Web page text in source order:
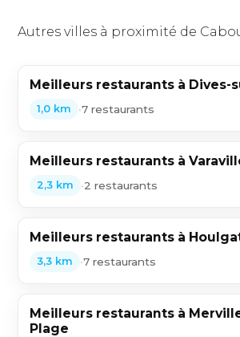
Autres villes à proximité de
Meilleurs restaurants à Dives-
1,0 km •7 restaurants
Meilleurs restaurants à
2,3 km •2 restaurants
Meilleurs restaurants à
3,3 km •7 restaurants
Meilleurs restaurants à
Plage